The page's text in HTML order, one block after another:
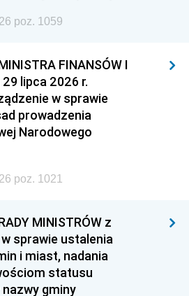
poz. 1059
FINANSÓW I
29 lipca 2026 r.
w sprawie
prowadzenia
Narodowego
poz. 1021
MINISTRÓW z
sprawie ustalenia
i miast, nadania
statusu
gminy